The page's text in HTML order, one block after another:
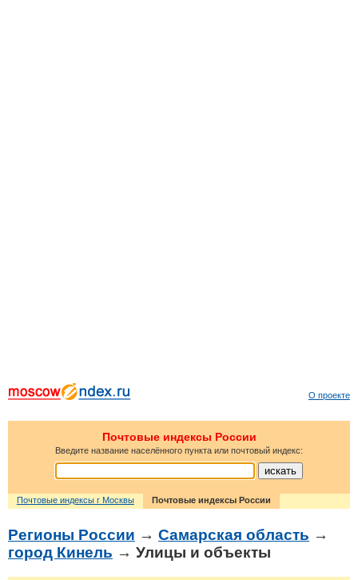
О проекте
Почтовые индексы России
Введите название населённого пункта или почтовый индекс:
Почтовые индексы г Москвы Почтовые индексы России
Регионы России → Самарская область →
город Кинель → Улицы и объекты